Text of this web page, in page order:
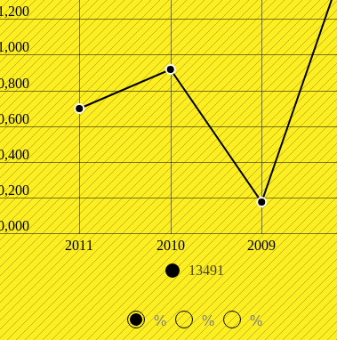
2011 2010 2009
13491
% % %